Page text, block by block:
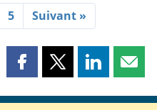
5 Suivant »
Partager
page
Partager
page
Partager
page page